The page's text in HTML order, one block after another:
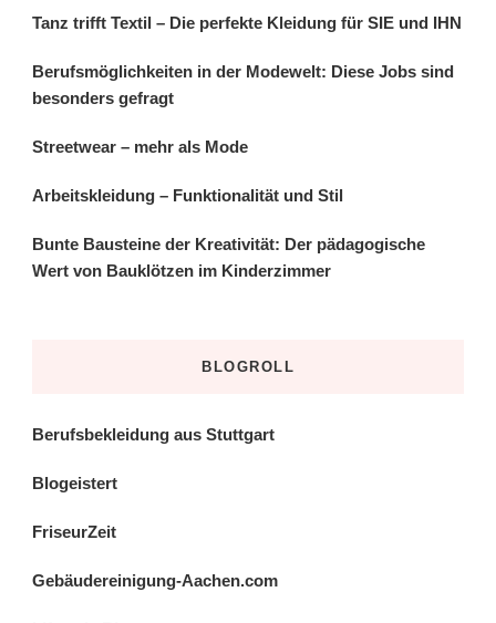
Tanz trifft Textil – Die perfekte Kleidung für SIE und IHN
Berufsmöglichkeiten in der Modewelt: Diese Jobs sind
besonders gefragt
Streetwear – mehr als Mode
Arbeitskleidung – Funktionalität und Stil
Bunte Bausteine der Kreativität: Der pädagogische
Wert von Bauklötzen im Kinderzimmer
BLOGROLL
Berufsbekleidung aus Stuttgart
Blogeistert
FriseurZeit
Gebäudereinigung-Aachen.com